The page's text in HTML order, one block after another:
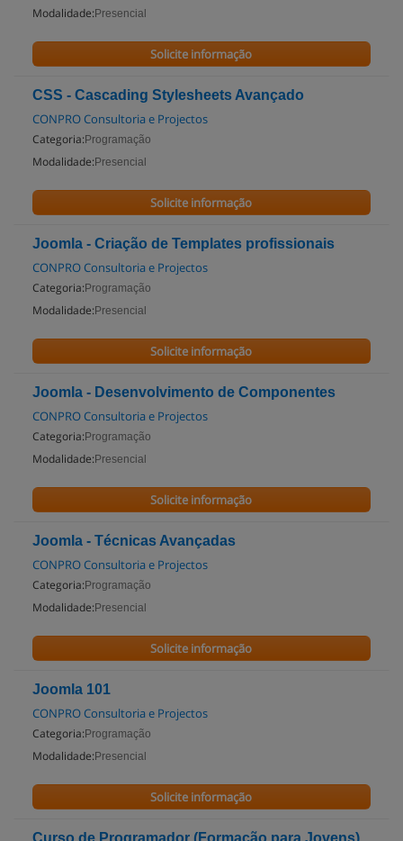
Modalidade: Presencial
Solicite informação
CSS - Cascading Stylesheets Avançado
CONPRO Consultoria e Projectos
Categoria: Programação
Modalidade: Presencial
Solicite informação
Joomla - Criação de Templates profissionais
CONPRO Consultoria e Projectos
Categoria: Programação
Modalidade: Presencial
Solicite informação
Joomla - Desenvolvimento de Componentes
CONPRO Consultoria e Projectos
Categoria: Programação
Modalidade: Presencial
Solicite informação
Joomla - Técnicas Avançadas
CONPRO Consultoria e Projectos
Categoria: Programação
Modalidade: Presencial
Solicite informação
Joomla 101
CONPRO Consultoria e Projectos
Categoria: Programação
Modalidade: Presencial
Solicite informação
Curso de Programador (Formação para Jovens)